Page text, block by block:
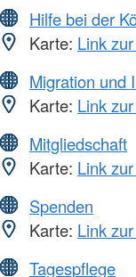
Hilfe bei der
Karte: Link
Migration und
Karte: Link
Mitgliedschaft
Karte: Link
Spenden
Karte: Link
Tagespflege